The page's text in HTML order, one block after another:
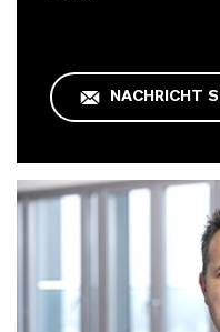
NACHRICHT